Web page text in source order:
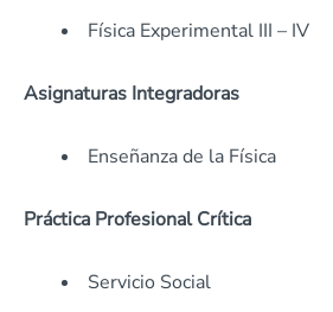
Física Experimental III – IV
Asignaturas Integradoras
Enseñanza de la Física
Práctica Profesional Crítica
Servicio Social